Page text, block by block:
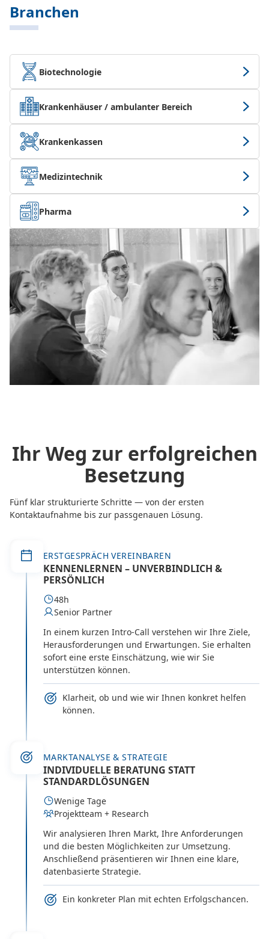
Branchen
Biotechnologie
Krankenhäuser / ambulanter Bereich
Krankenkassen
Medizintechnik
Pharma
Ihr Weg zur erfolgreichen
Besetzung
Fünf klar strukturierte Schritte — von der ersten
Kontaktaufnahme bis zur passgenauen Lösung.
ERSTGESPRÄCH VEREINBAREN
KENNENLERNEN – UNVERBINDLICH &
PERSÖNLICH
48h
Senior Partner
In einem kurzen Intro-Call verstehen wir Ihre Ziele,
Herausforderungen und Erwartungen. Sie erhalten
sofort eine erste Einschätzung, wie wir Sie
unterstützen können.
Klarheit, ob und wie wir Ihnen konkret helfen
können.
MARKTANALYSE & STRATEGIE
INDIVIDUELLE BERATUNG STATT
STANDARDLÖSUNGEN
Wenige Tage
Projektteam + Research
Wir analysieren Ihren Markt, Ihre Anforderungen
und die besten Möglichkeiten zur Umsetzung.
Anschließend präsentieren wir Ihnen eine klare,
datenbasierte Strategie.
Ein konkreter Plan mit echten Erfolgschancen.